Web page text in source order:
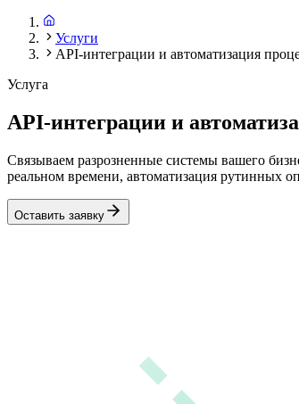
Услуги
API-интеграции и автоматизация
Услуга
API-интеграции и
Связываем разрозненные системы вашего
реальном времени, автоматизация рутинных
Оставить заявку